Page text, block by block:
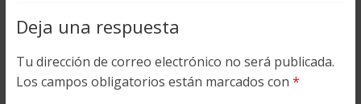
Deja una respuesta
Tu dirección de correo electrónico no será publicada.
Los campos obligatorios están marcados con *